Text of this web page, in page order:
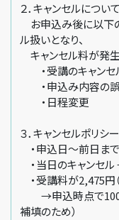
２．キャンセルについて
お申込み後に以下
ル扱いとなり、
キャンセル料が発生
・受講のキャンセ
・申込み内容の
・日程変更
３．キャンセルポリシー
・申込日～前日ま
・当日のキャンセ
・受講料が2,475円
→申込時点で100
補填のため）